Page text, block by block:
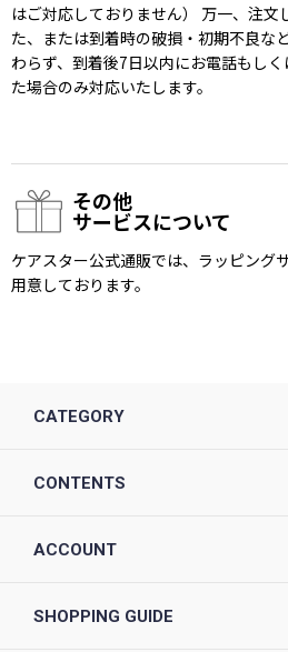
はご対応しておりません） 万一、注
た、または到着時の破損・初期不良な
わらず、到着後7日以内にお電話もし
た場合のみ対応いたします。
その他
サービスについて
ケアスター公式通販では、ラッピング
用意しております。
CATEGORY
CONTENTS
ACCOUNT
SHOPPING GUIDE